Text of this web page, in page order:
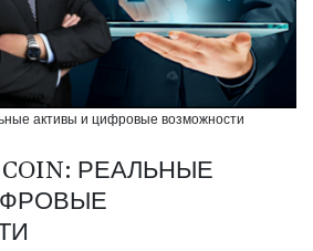
активы и цифровые возможности
COIN: РЕАЛЬНЫЕ